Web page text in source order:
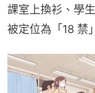
課室上換衫、學
被定位為「18 禁